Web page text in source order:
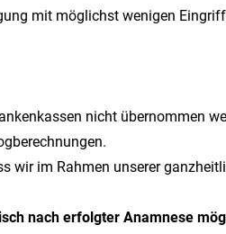
mit möglichst wenigen
nicht übernommen
wir im Rahmen unserer
nach erfolgter Anamnese